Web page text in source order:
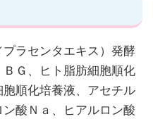
ラセンタエキス）発酵
Ｇ、ヒト脂肪細胞順化
順化培養液、アセチル
酸Ｎａ、ヒアルロン酸